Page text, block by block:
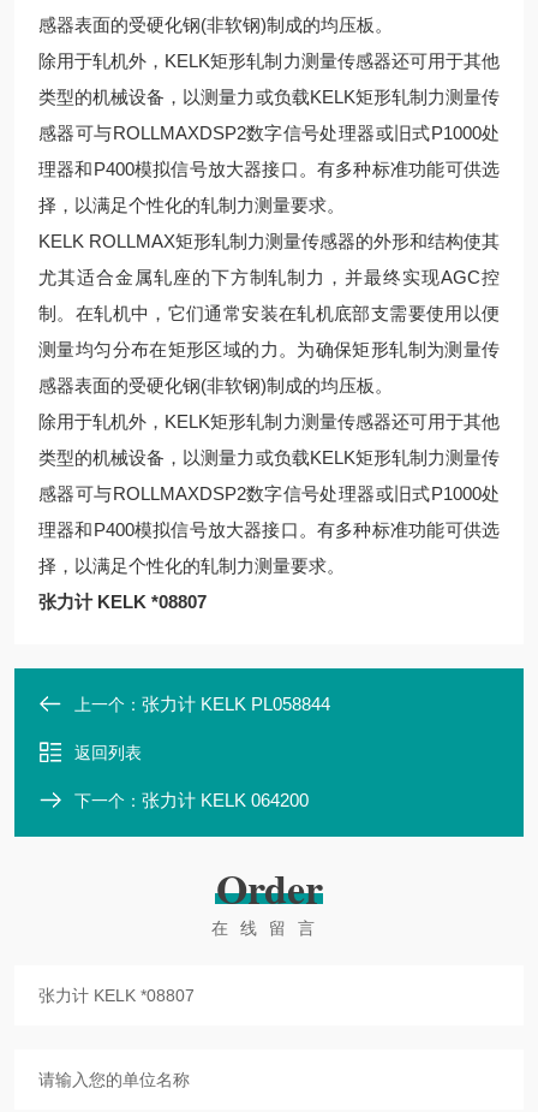
感器表面的受硬化钢(非软钢)制成的均压板。
除用于轧机外，KELK矩形轧制力测量传感器还可用于其他
类型的机械设备，以测量力或负载KELK矩形轧制力测量传
感器可与ROLLMAXDSP2数字信号处理器或旧式P1000处
理器和P400模拟信号放大器接口。有多种标准功能可供选
择，以满足个性化的轧制力测量要求。
KELK ROLLMAX矩形轧制力测量传感器的外形和结构使其
尤其适合金属轧座的下方制轧制力，并最终实现AGC控
制。在轧机中，它们通常安装在轧机底部支需要使用以便
测量均匀分布在矩形区域的力。为确保矩形轧制为测量传
感器表面的受硬化钢(非软钢)制成的均压板。
除用于轧机外，KELK矩形轧制力测量传感器还可用于其他
类型的机械设备，以测量力或负载KELK矩形轧制力测量传
感器可与ROLLMAXDSP2数字信号处理器或旧式P1000处
理器和P400模拟信号放大器接口。有多种标准功能可供选
择，以满足个性化的轧制力测量要求。
张力计 KELK *08807
上一个： 张力计 KELK PL058844
返回列表
下一个： 张力计 KELK 064200
Order
在线留言